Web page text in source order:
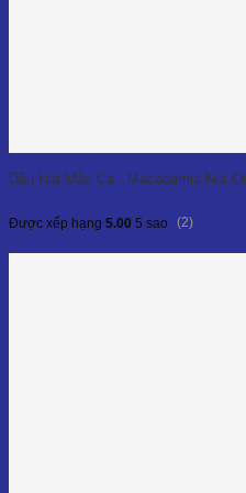
Dầu Hạt Mắc Ca - Macadamia Nut Oil
Được xếp hạng 5.00 5 sao (2)